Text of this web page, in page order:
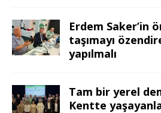
Erdem Saker’in
taşımayı
yapılmalı
Tam bir yerel
Kentte